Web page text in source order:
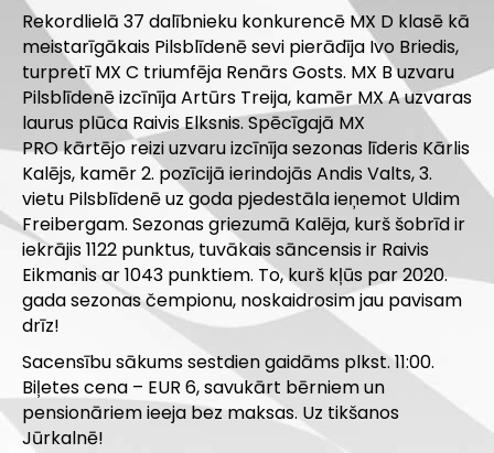
Rekordlielā 37 dalībnieku konkurencē MX D klasē kā
meistarīgākais Pilsblīdenē sevi pierādīja Ivo Briedis,
turpretī MX C triumfēja Renārs Gosts. MX B uzvaru
Pilsblīdenē izcīnīja Artūrs Treija, kamēr MX A uzvaras
laurus plūca Raivis Elksnis. Spēcīgajā MX
PRO kārtējo reizi uzvaru izcīnīja sezonas līderis Kārlis
Kalējs, kamēr 2. pozīcijā ierindojās Andis Valts, 3.
vietu Pilsblīdenē uz goda pjedestāla ieņemot Uldim
Freibergam. Sezonas griezumā Kalēja, kurš šobrīd ir
iekrājis 1122 punktus, tuvākais sāncensis ir Raivis
Eikmanis ar 1043 punktiem. To, kurš kļūs par 2020.
gada sezonas čempionu, noskaidrosim jau pavisam
drīz!
Sacensību sākums sestdien gaidāms plkst. 11:00.
Biļetes cena – EUR 6, savukārt bērniem un
pensionāriem ieeja bez maksas. Uz tikšanos
Jūrkalnē!